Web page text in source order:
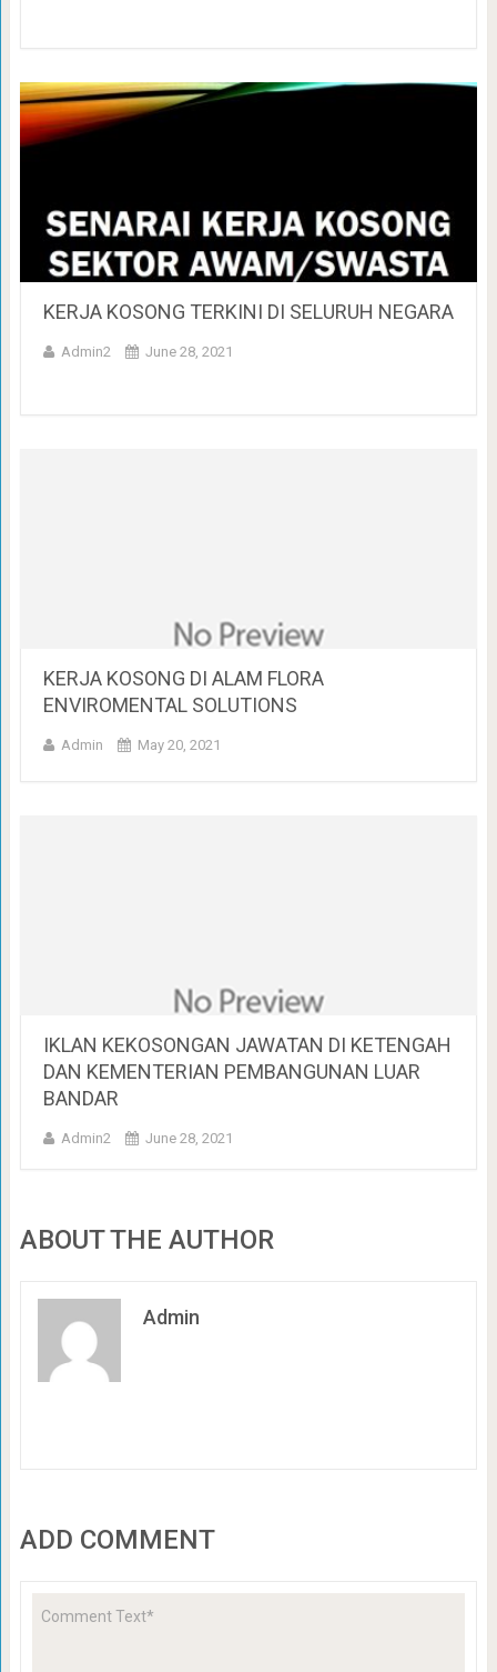
KERJA KOSONG TERKINI DI SELURUH NEGARA
Admin2 June 28, 2021
KERJA KOSONG DI ALAM FLORA
ENVIROMENTAL SOLUTIONS
Admin May 20, 2021
IKLAN KEKOSONGAN JAWATAN DI KETENGAH
DAN KEMENTERIAN PEMBANGUNAN LUAR
BANDAR
Admin2 June 28, 2021
ABOUT THE AUTHOR
Admin
ADD COMMENT